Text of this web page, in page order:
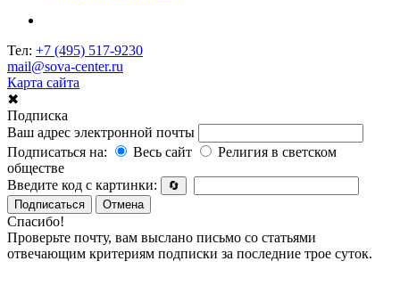
Тел: +7 (495) 517-9230
mail@sova-center.ru
Карта сайта
✖
Подписка
Ваш адрес электронной почты
Подписаться на:
Весь сайт
Религия в светском
обществе
Введите код с картинки:
🔄
Подписаться
Отмена
Спасибо!
Проверьте почту, вам выслано письмо со статьями
отвечающим критериям подписки за последние трое суток.